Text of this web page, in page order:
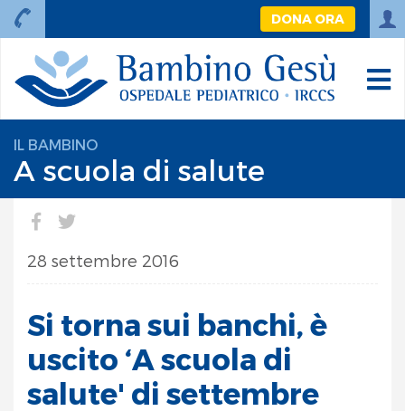
DONA ORA
IL BAMBINO
A scuola di salute
28 settembre 2016
Si torna sui banchi, è
uscito ‘A scuola di
salute' di settembre